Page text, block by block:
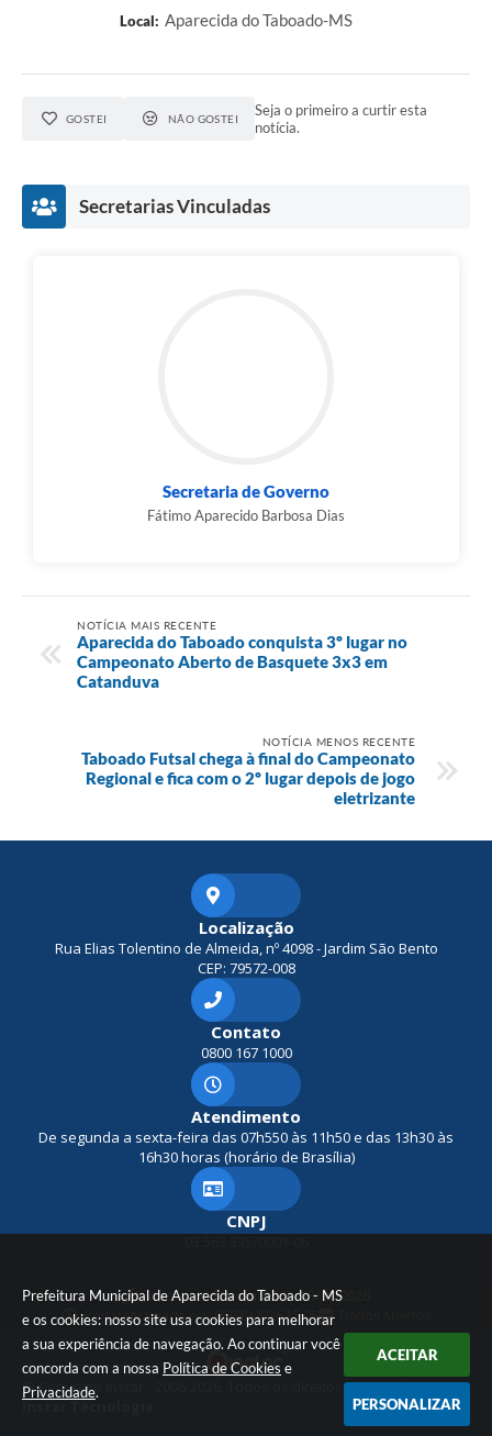
Prefeitura Municipal de Aparecida do Taboado - MS
e os cookies: nosso site usa cookies para melhorar
a sua experiência de navegação. Ao continuar você
concorda com a nossa Política de Cookies e
Privacidade.
ACEITAR
PERSONALIZAR
Local: Aparecida do Taboado-MS
GOSTEI NÃO GOSTEI
Seja o primeiro a curtir esta
notícia.
Secretarias Vinculadas
Secretaria de Governo
Fátimo Aparecido Barbosa Dias
NOTÍCIA MAIS RECENTE
Aparecida do Taboado conquista 3º lugar no
Campeonato Aberto de Basquete 3x3 em
Catanduva
NOTÍCIA MENOS RECENTE
Taboado Futsal chega à final do Campeonato
Regional e fica com o 2º lugar depois de jogo
eletrizante
Localização
Rua Elias Tolentino de Almeida, nº 4098 - Jardim São Bento
CEP: 79572-008
Contato
0800 167 1000
Atendimento
De segunda a sexta-feira das 07h550 às 11h50 e das 13h30 às
16h30 horas (horário de Brasília)
CNPJ
Versão do Sistema:3.5.3 - 19/06/2026
Portal atualizado em:06/08/2026 15:05
© Copyright Instar - 2006-2026. Todos os direitos reservados -
Instar Tecnologia